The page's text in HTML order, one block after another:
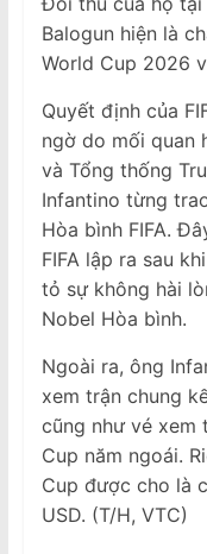
Balogun hiện là
World Cup 2026
Quyết định của
ngờ do mối quan
và Tổng thống
Infantino từng
Hòa bình FIFA.
FIFA lập ra sau
tỏ sự không hài
Nobel Hòa bình.
Ngoài ra, ông
xem trận chung
cũng như vé xem
Cup năm ngoái.
Cup được cho là
USD. (T/H, VTC)